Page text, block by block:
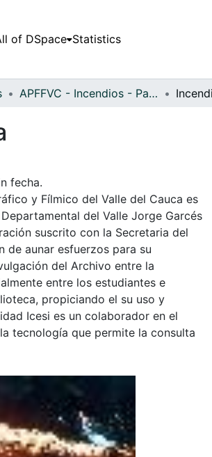
of DSpace Statistics
APFFVC - Incendios - Patrimonial
fecha.
y Fílmico del Valle del Cauca es
del Valle Jorge Garcés
suscrito con la Secretaria del
de aunar esfuerzos para su
del Archivo entre la
entre los estudiantes e
propiciando el su uso y
Icesi es un colaborador en el
tecnología que permite la consulta